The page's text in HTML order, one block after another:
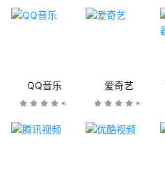
QQ音乐 爱奇艺